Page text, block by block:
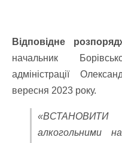
Відповідне
начальник
адміністрації
вересня 2023 року.
«ВСТАНОВИТИ
алкогольними